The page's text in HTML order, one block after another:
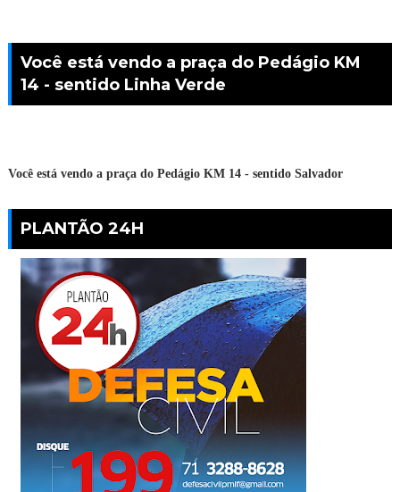
Você está vendo a praça do Pedágio KM
14 - sentido Linha Verde
Você está vendo a praça do Pedágio KM 14 - sentido Salvador
PLANTÃO 24H